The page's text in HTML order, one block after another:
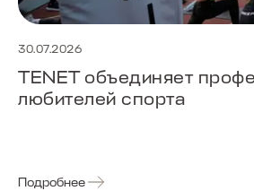
30.07.2026
TENET объединяет
любителей спорта
Подробнее